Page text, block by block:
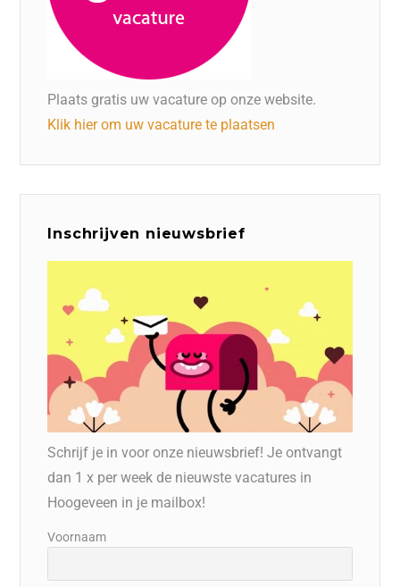
Plaats gratis uw vacature op onze website.
Klik hier om uw vacature te plaatsen
Inschrijven nieuwsbrief
Schrijf je in voor onze nieuwsbrief! Je ontvangt
dan 1 x per week de nieuwste vacatures in
Hoogeveen in je mailbox!
Voornaam